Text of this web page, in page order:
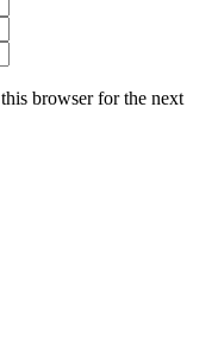
browser for the next